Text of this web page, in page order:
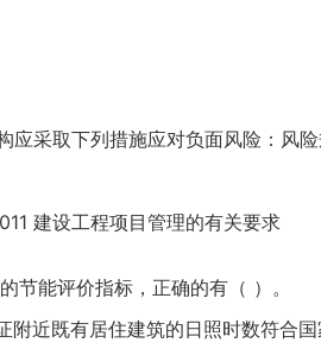
应采取下列措施应对负面风险：风
建设工程项目管理的有关要求
节能评价指标，正确的有（ ）。
附近既有居住建筑的日照时数符合